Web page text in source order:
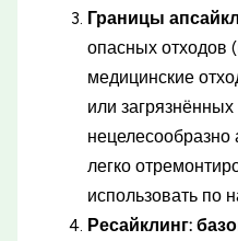
Границы
опасных отходов
медицинские
или
нецелесообразно
легко
использовать по
Ресайклинг: